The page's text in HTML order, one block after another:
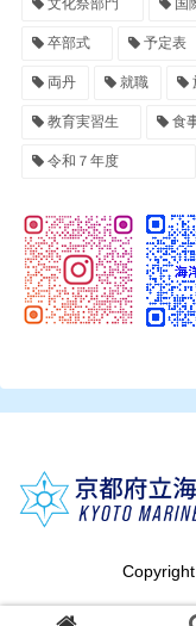
文化祭部門 国
卒部式 予定表
両丹 就職
教育実習生 食
令和７年度